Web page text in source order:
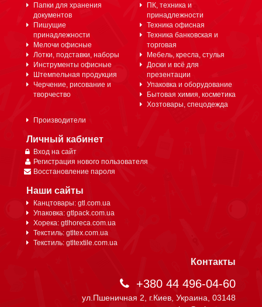
Папки для хранения
документов
Пишущие
принадлежности
Мелочи офисные
Лотки, подставки, наборы
Инструменты офисные
Штемпельная продукция
Черчение, рисование и
творчество
ПК, техника и
принадлежности
Техника офисная
Техника банковская и
торговая
Мебель, кресла, стулья
Доски и всё для
презентации
Упаковка и оборудование
Бытовая химия, косметика
Хозтовары, спецодежда
Производители
Личный кабинет
Вход на сайт
Регистрация нового пользователя
Восстановление пароля
Наши сайты
Канцтовары: gtl.com.ua
Упаковка: gtlpack.com.ua
Хорека: gtlhoreca.com.ua
Текстиль: gtltex.com.ua
Текстиль: gtltextile.com.ua
Контакты
+380 44 496-04-60
ул.Пшеничная 2, г.Киев, Украина, 03148